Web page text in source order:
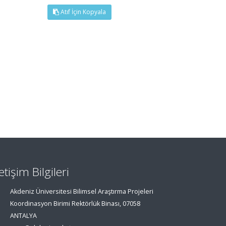
Atıf İçin Kopyala
Bilgileri
Akdeniz Üniversitesi Bilimsel Araştırma Projeleri
Koordinasyon Birimi Rektörlük Binası, 07058
ANTALYA